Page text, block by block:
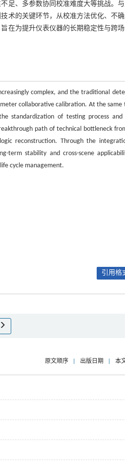
足、多参数协同校准难度大等挑战。
术的关键环节，从校准方法优化、不
在为提升仪表仪器的长期稳定性与跨
complex, and the traditional
collaborative calibration. At the same
standardization of testing process and
path of technical bottleneck
reconstruction. Through the
term stability and cross-scene
cycle management.
引用格
原文顺序 出版日期 本